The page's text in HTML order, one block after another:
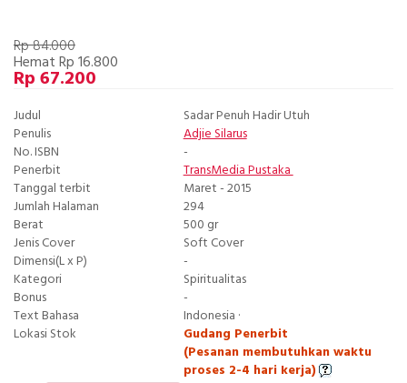
Rp 84.000
Hemat Rp 16.800
Rp 67.200
Judul
Sadar Penuh Hadir Utuh
Penulis
Adjie Silarus
No. ISBN
-
Penerbit
TransMedia Pustaka
Tanggal terbit
Maret - 2015
Jumlah Halaman
294
Berat
500 gr
Jenis Cover
Soft Cover
Dimensi(L x P)
-
Kategori
Spiritualitas
Bonus
-
Text Bahasa
Indonesia ·
Lokasi Stok
Gudang Penerbit
(Pesanan membutuhkan waktu
proses 2-4 hari kerja)